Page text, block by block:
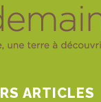
ARTICLES